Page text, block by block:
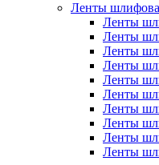
Ленты
Ленты
Ленты
Ленты
Ленты
Ленты
Ленты
Ленты
Ленты
Ленты
Ленты